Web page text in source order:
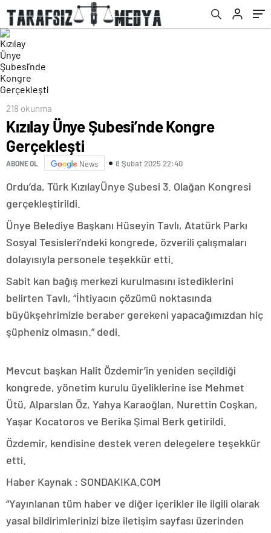
218 okunma
Kızılay Ünye Şubesi’nde Kongre
Gerçekleşti
ABONE OL News 8 Şubat 2025 22:40
Ordu’da, Türk KızılayÜnye Şubesi 3. Olağan Kongresi
gerçekleştirildi.
Ünye Belediye Başkanı Hüseyin Tavlı, Atatürk Parkı
Sosyal Tesisleri’ndeki kongrede, özverili çalışmaları
dolayısıyla personele teşekkür etti.
Sabit kan bağış merkezi kurulmasını istediklerini
belirten Tavlı, “İhtiyacın çözümü noktasında
büyükşehrimizle beraber gerekeni yapacağımızdan hiç
şüpheniz olmasın.” dedi.
Mevcut başkan Halit Özdemir’in yeniden seçildiği
kongrede, yönetim kurulu üyeliklerine ise Mehmet
Ütü, Alparslan Öz, Yahya Karaoğlan, Nurettin Coşkan,
Yaşar Kocatoros ve Berika Şimal Berk getirildi.
Özdemir, kendisine destek veren delegelere teşekkür
etti.
Haber Kaynak : SONDAKIKA.COM
“Yayınlanan tüm haber ve diğer içerikler ile ilgili olarak
yasal bildirimlerinizi bize iletişim sayfası üzerinden